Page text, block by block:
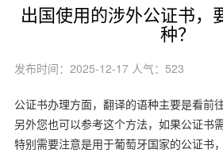
出国使用的涉外公证书，
种？
发布时间：2025-12-17 人气：523
公证书办理方面，翻译的语种主要是看前
另外您也可以参考这个方法，如果公证书
特别需要注意是用于葡萄牙国家的公证书